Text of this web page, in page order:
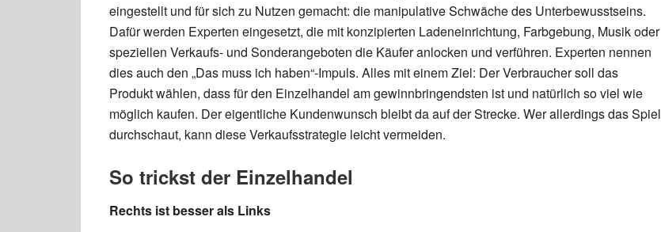
eingestellt und für sich zu Nutzen gemacht: die manipulative Schwäche des Unterbewusstseins.
Dafür werden Experten eingesetzt, die mit konzipierten Ladeneinrichtung, Farbgebung, Musik oder
speziellen Verkaufs- und Sonderangeboten die Käufer anlocken und verführen. Experten nennen
dies auch den „Das muss ich haben“-Impuls. Alles mit einem Ziel: Der Verbraucher soll das
Produkt wählen, dass für den Einzelhandel am gewinnbringendsten ist und natürlich so viel wie
möglich kaufen. Der eigentliche Kundenwunsch bleibt da auf der Strecke. Wer allerdings das Spiel
durchschaut, kann diese Verkaufsstrategie leicht vermeiden.
So trickst der Einzelhandel
Rechts ist besser als Links